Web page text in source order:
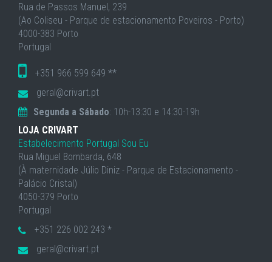
Rua de Passos Manuel, 239
(Ao Coliseu - Parque de estacionamento Poveiros - Porto)
4000-383 Porto
Portugal
+351 966 599 649 **
geral@crivart.pt
Segunda a Sábado: 10h-13:30 e 14:30-19h
LOJA CRIVART
Estabelecimento Portugal Sou Eu
Rua Miguel Bombarda, 648
(À maternidade Júlio Diniz - Parque de Estacionamento -
Palácio Cristal)
4050-379 Porto
Portugal
+351 226 002 243 *
geral@crivart.pt